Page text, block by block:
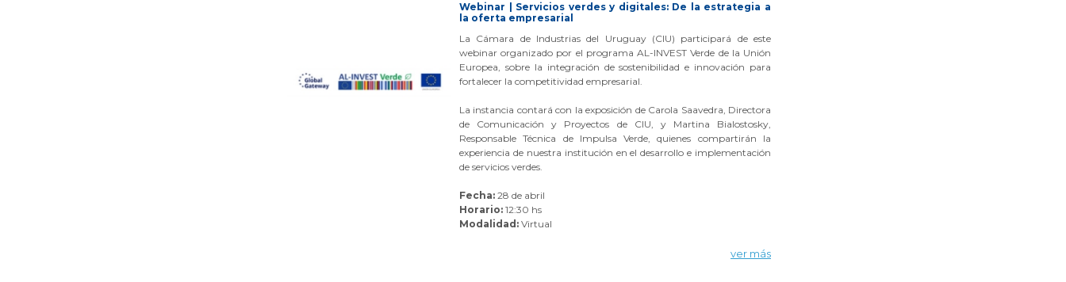
Webinar | Servicios verdes y digitales: De la estrategia a
la oferta empresarial
La Cámara de Industrias del Uruguay (CIU) participará de este
webinar organizado por el programa AL-INVEST Verde de la Unión
Europea, sobre la integración de sostenibilidad e innovación para
fortalecer la competitividad empresarial.
La instancia contará con la exposición de Carola Saavedra, Directora
de Comunicación y Proyectos de CIU, y Martina Bialostosky,
Responsable Técnica de Impulsa Verde, quienes compartirán la
experiencia de nuestra institución en el desarrollo e implementación
de servicios verdes.
Fecha: 28 de abril
Horario: 12:30 hs
Modalidad: Virtual
ver más